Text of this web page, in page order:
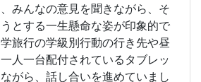
みんなの意見を聞きながら、そ
とする一生懸命な姿が印象的で
旅行の学級別行動の行き先や昼
人一台配付されているタブレッ
がら、話し合いを進めていまし